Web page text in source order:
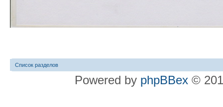
Список разделов
Powered by phpBBex ©